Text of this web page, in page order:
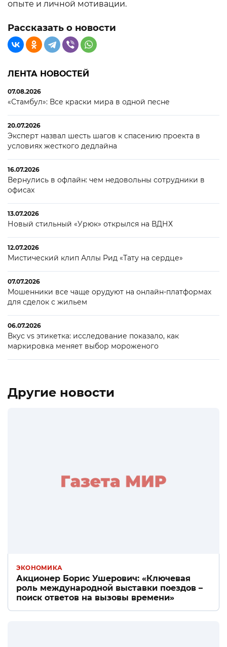
опыте и личной мотивации.
Рассказать о новости
ЛЕНТА НОВОСТЕЙ
07.08.2026
«Стамбул»: Все краски мира в одной песне
20.07.2026
Эксперт назвал шесть шагов к спасению проекта в
условиях жесткого дедлайна
16.07.2026
Вернулись в офлайн: чем недовольны сотрудники в
офисах
13.07.2026
Новый стильный «Урюк» открылся на ВДНХ
12.07.2026
Мистический клип Аллы Рид «Тату на сердце»
07.07.2026
Мошенники все чаще орудуют на онлайн-платформах
для сделок с жильем
06.07.2026
Вкус vs этикетка: исследование показало, как
маркировка меняет выбор мороженого
Другие новости
ЭКОНОМИКА
Акционер Борис Ушерович: «Ключевая
роль международной выставки поездов –
поиск ответов на вызовы времени»